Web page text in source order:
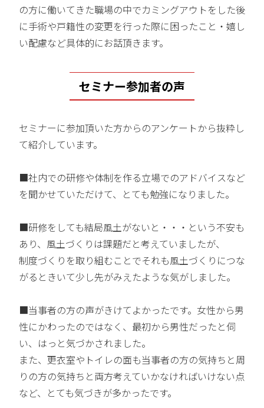
の方に働いてきた職場の中でカミングアウトをした後
に手術や戸籍性の変更を行った際に困ったこと・嬉し
い配慮など具体的にお話頂きます。
セミナー参加者の声
セミナーに参加頂いた方からのアンケートから抜粋し
て紹介しています。
■社内での研修や体制を作る立場でのアドバイスなど
を聞かせていただけて、とても勉強になりました。
■研修をしても結局風土がないと・・・という不安も
あり、風土づくりは課題だと考えていましたが、
制度づくりを取り組むことでそれも風土づくりにつな
がるときいて少し先がみえたような気がしました。
■当事者の方の声がきけてよかったです。女性から男
性にかわったのではなく、最初から男性だったと伺
い、はっと気づかされました。
また、更衣室やトイレの面も当事者の方の気持ちと周
りの方の気持ちと両方考えていかなければいけない点
など、とても気づきが多かったです。